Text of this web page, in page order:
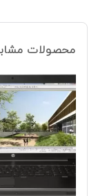
محصولات